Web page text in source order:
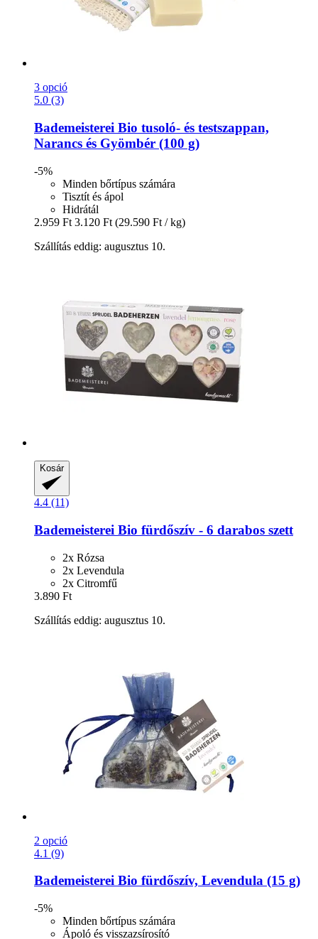
3 opció
5.0 (3)
Bademeisterei Bio tusoló-​ és testszappan,
Narancs és Gyömbér (100 g)
-5%
Minden bőrtípus számára
Tisztít és ápol
Hidrátál
2.959 Ft 3.120 Ft (29.590 Ft / kg)
Szállítás eddig: augusztus 10.
Kosár
4.4 (11)
Bademeisterei Bio fürdőszív -​ 6 darabos szett
2x Rózsa
2x Levendula
2x Citromfű
3.890 Ft
Szállítás eddig: augusztus 10.
2 opció
4.1 (9)
Bademeisterei Bio fürdőszív, Levendula (15 g)
-5%
Minden bőrtípus számára
Ápoló és visszazsírosító